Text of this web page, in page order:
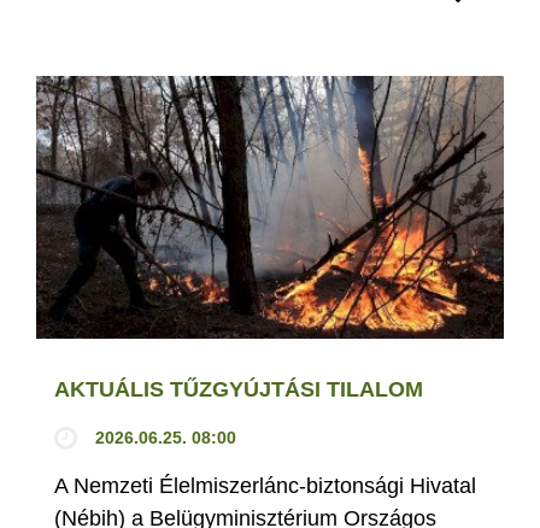
AKTUÁLIS TŰZGYÚJTÁSI TILALOM
2026.06.25. 08:00
A Nemzeti Élelmiszerlánc-biztonsági Hivatal
(Nébih) a Belügyminisztérium Országos